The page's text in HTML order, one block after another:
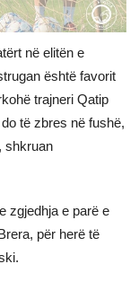
në elitën e
është favorit
trajneri Qatip
të zbres në fushë,
shkruan
zgjedhja e parë e
për herë të